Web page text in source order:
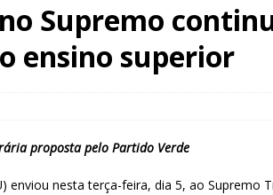
Supremo
ensino superior
proposta pelo Partido Verde
enviou nesta terça-feira, dia 5, ao Supremo